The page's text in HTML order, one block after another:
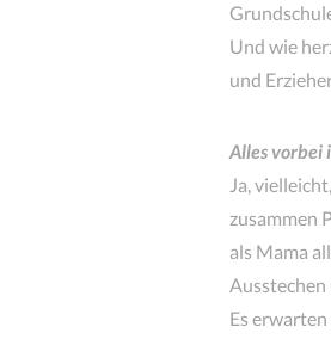
Und wie
und
Alles vorbei
Ja,
zusammen
als Mama
Ausstechen
Es